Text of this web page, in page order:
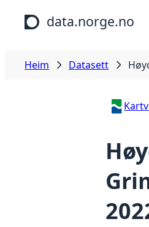
Hopp til hovudinnhald
data.norge.no
Heim Datasett